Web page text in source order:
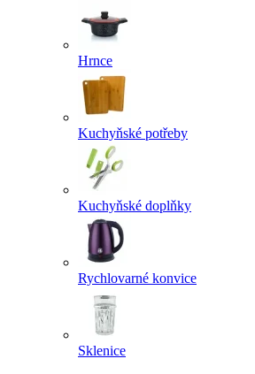
Hrnce
Kuchyňské potřeby
Kuchyňské doplňky
Rychlovarné konvice
Sklenice